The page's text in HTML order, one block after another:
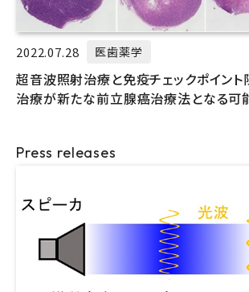
2022.07.28 医歯薬学
超音波照射治療と免疫チェックポイン
治療が新たな前立腺癌治療法となる可
Press releases